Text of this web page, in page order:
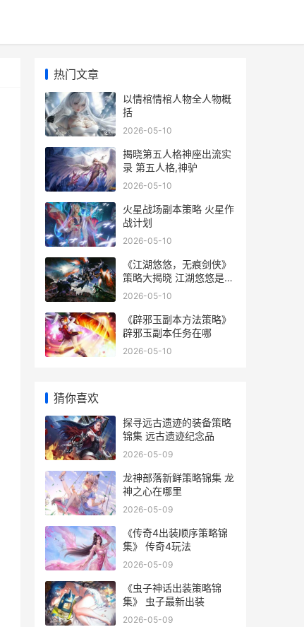
热门文章
以情棺情棺人物全人物概
括
2026-05-10
揭晓第五人格神座出流实
录 第五人格,神驴
2026-05-10
火星战场副本策略 火星作
战计划
2026-05-10
《江湖悠悠，无痕剑侠》
策略大揭晓 江湖悠悠是什
么游戏
2026-05-10
《辟邪玉副本方法策略》
辟邪玉副本任务在哪
2026-05-10
猜你喜欢
探寻远古遗迹的装备策略
锦集 远古遗迹纪念品
2026-05-09
龙神部落新鲜策略锦集 龙
神之心在哪里
2026-05-09
《传奇4出装顺序策略锦
集》 传奇4玩法
2026-05-09
《虫子神话出装策略锦
集》 虫子最新出装
2026-05-09